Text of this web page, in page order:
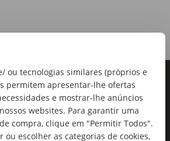
ou tecnologias similares (próprios e
permitem apresentar-lhe ofertas
e mostrar-lhe anúncios
websites. Para garantir uma
compra, clique em "Permitir Todos".
escolher as categorias de cookies,